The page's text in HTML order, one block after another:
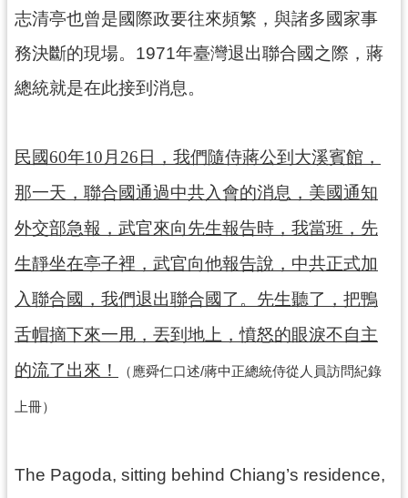
告
志
工
園
出
品
與
創
商
品
回
首
頁
導
志清亭也曾是國際政要往來頻繁，與諸多國家事
務決斷的現場。1971年臺灣退出聯合國之際，蔣
總統就是在此接到消息。
民國60年10月26日，我們隨侍蔣公到大溪賓館，
那一天，聯合國通過中共入會的消息，美國通知
外交部急報，武官來向先生報告時，我當班，先
生靜坐在亭子裡，武官向他報告說，中共正式加
入聯合國，我們退出聯合國了。先生聽了，把鴨
舌帽摘下來一甩，丟到地上，憤怒的眼淚不自主
的流了出來！
（應舜仁口述/蔣中正總統侍從人員訪問紀錄
上冊）
The Pagoda, sitting behind Chiang’s residence,